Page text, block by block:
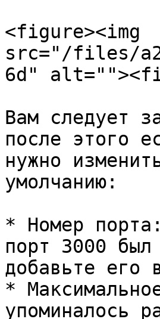
<figure><img
src="/files/
6d"
Вам следует
после этого
нужно
умолчанию:
* Номер
порт 3000
добавьте его
*
упоминалось